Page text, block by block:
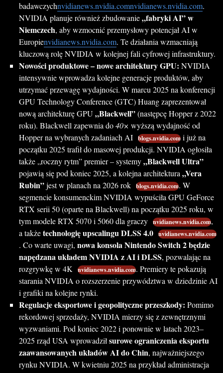
badawczychnvidianews.nvidia.comnvidianews.nvidia.com.
NVIDIA planuje również zbudowanie„fabryki AI” w
Niemczech, aby wzmocnić przemysłowy potencjał AI w
Europienvidianews.nvidia.com. Te działania wzmacniają
kluczową rolę NVIDIA w kolejnej fali cyfrowej infrastruktury.
Nowości produktowe – nowe architektury GPU: NVIDIA
intensywnie wprowadza kolejne generacje produktów, aby
utrzymać przewagę wydajności. W marcu 2025 na konferencji
GPU Technology Conference (GTC) Huang zaprezentował
nową architekturę GPU„Blackwell”(następcę Hopper z 2022
roku). Blackwell zapewnia do40× wyższą wydajność od
Hopper na wybranych zadaniach AI blogs.nvidia.com i już na
początku 2025 trafił do masowej produkcji. NVIDIA ogłosiła
także „roczny rytm” premier – systemy„Blackwell Ultra”
pojawią się pod koniec 2025, a kolejna architektura„Vera
Rubin”jest w planach na 2026 rok blogs.nvidia.com. W
segmencie konsumenckim NVIDIA wypuściła GPU GeForce
RTX serii 50 (oparte na Blackwell) na początku 2025 roku, w
tym modele RTX 5070 i 5060 dla graczy nvidianews.nvidia.com,
a takżetechnologię upscalingu DLSS 4.0 nvidianews.nvidia.com
. Co warte uwagi, nowa konsola Nintendo Switch 2 będzie
napędzana układem NVIDIA z AI i DLSS, pozwalając na
rozgrywkę w 4K nvidianews.nvidia.com. Premiery te pokazują
starania NVIDIA o rozszerzenie przywództwa w dziedzinie AI
i grafiki na kolejne rynki.
Regulacje eksportowe i geopolityczne przeszkody: Pomimo
rekordowej sprzedaży, NVIDIA mierzy się z zewnętrznymi
wyzwaniami. Pod koniec 2022 i ponownie w latach 2023–
2025 rząd USA wprowadziłsurowe ograniczenia eksportu
zaawansowanych układów AI do Chin, najważniejszego
rynku NVIDIA. W kwietniu 2025 na przykład administracja